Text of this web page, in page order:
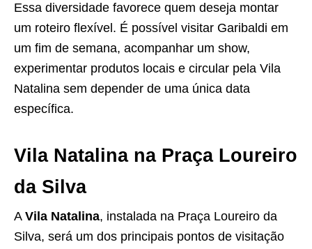
Essa diversidade favorece quem deseja montar
um roteiro flexível. É possível visitar Garibaldi em
um fim de semana, acompanhar um show,
experimentar produtos locais e circular pela Vila
Natalina sem depender de uma única data
específica.
Vila Natalina na Praça Loureiro
da Silva
A Vila Natalina, instalada na Praça Loureiro da
Silva, será um dos principais pontos de visitação